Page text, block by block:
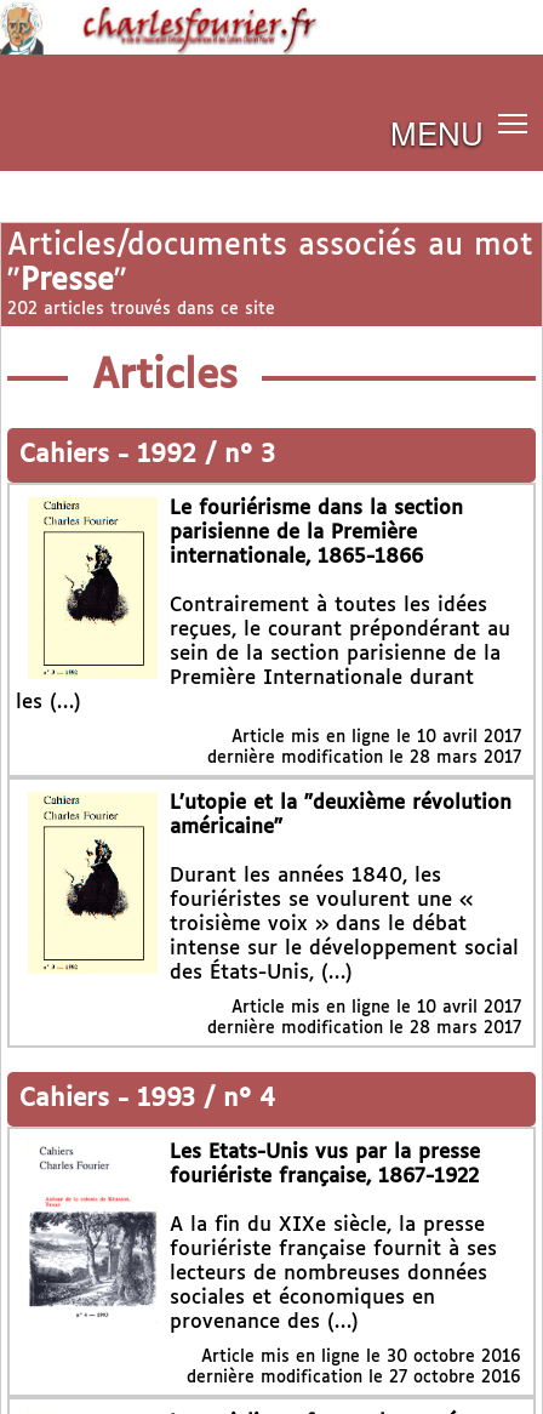
MENU
Articles/documents associés au mot
" Presse"
202 articles trouvés dans ce site
Articles
Cahiers - 1992 / n° 3
Le fouriérisme dans la section
parisienne de la Première
internationale, 1865-1866
Contrairement à toutes les idées
reçues, le courant prépondérant au
sein de la section parisienne de la
Première Internationale durant
les (…)
Article mis en ligne le 10 avril 2017
dernière modification le 28 mars 2017
L’utopie et la "deuxième révolution
américaine"
Durant les années 1840, les
fouriéristes se voulurent une «
troisième voix » dans le débat
intense sur le développement social
des États-Unis, (…)
Article mis en ligne le 10 avril 2017
dernière modification le 28 mars 2017
Cahiers - 1993 / n° 4
Les Etats-Unis vus par la presse
fouriériste française, 1867-1922
A la fin du XIXe siècle, la presse
fouriériste française fournit à ses
lecteurs de nombreuses données
sociales et économiques en
provenance des (…)
Article mis en ligne le 30 octobre 2016
dernière modification le 27 octobre 2016